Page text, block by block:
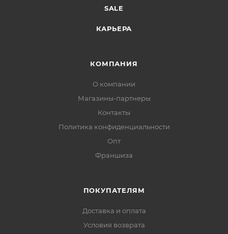
SALE
КАРЬЕРА
КОМПАНИЯ
О компании
Магазины-партнеры
Контакты
Политика конфиденциальности
Опт
Франшиза
ПОКУПАТЕЛЯМ
Доставка и оплата
Условия возврата